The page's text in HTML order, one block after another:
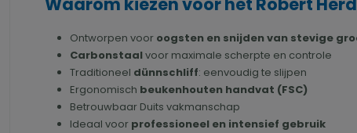
Waarom kiezen voor het Robert
Ontworpen voor oogsten en snijden van stevige
Carbonstaalvoor maximale scherpte en controle
Traditioneel dünnschliff: eenvoudig te slijpen
Ergonomisch beukenhouten handvat (FSC)
Betrouwbaar Duits vakmanschap
Ideaal voor professioneel en intensief gebruik